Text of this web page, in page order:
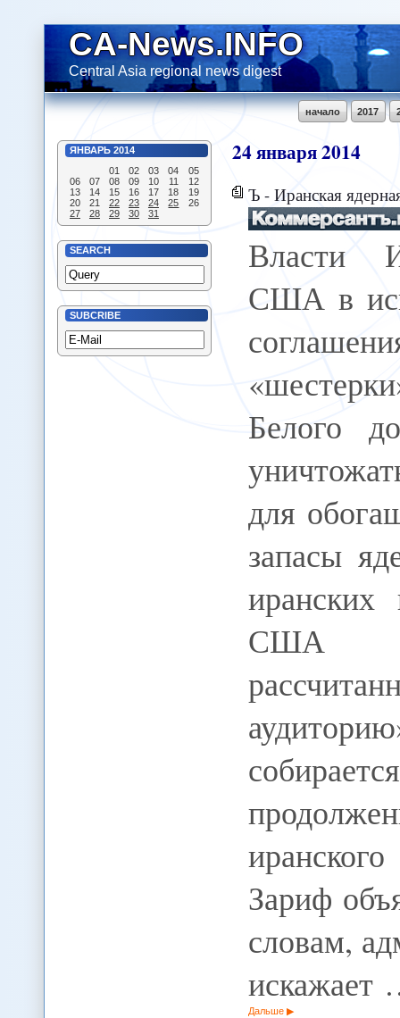
CA-News.INFO
Central Asia regional news digest
2017
начало
ЯНВАРЬ 2014
01
02 03 04
05
06
07 08 09 10 11
12
13
14 15 16 17 18
19
20
21 22 23 24 25
26
27
28 29 30 31
SEARCH
SUBCRIBE
24января2014
Ъ - Иранская ядерная
Власти
США в
Белого
для
запасы
иранских
США
Зариф
словам,
искажает
Дальше